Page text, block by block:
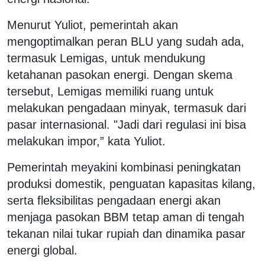
Menurut Yuliot, pemerintah akan
mengoptimalkan peran BLU yang sudah ada,
termasuk Lemigas, untuk mendukung
ketahanan pasokan energi. Dengan skema
tersebut, Lemigas memiliki ruang untuk
melakukan pengadaan minyak, termasuk dari
pasar internasional. "Jadi dari regulasi ini bisa
melakukan impor,” kata Yuliot.
Pemerintah meyakini kombinasi peningkatan
produksi domestik, penguatan kapasitas kilang,
serta fleksibilitas pengadaan energi akan
menjaga pasokan BBM tetap aman di tengah
tekanan nilai tukar rupiah dan dinamika pasar
energi global.